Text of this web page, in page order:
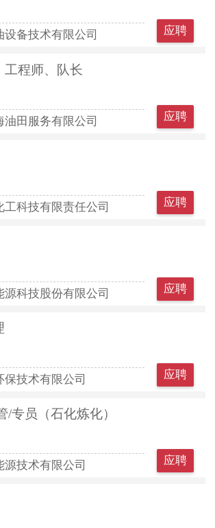
备技术有限公司
应聘
工程师、队长
油田服务有限公司
应聘
科技有限责任公司
应聘
科技股份有限公司
应聘
技术有限公司
应聘
/专员（石化炼化）
技术有限公司
应聘